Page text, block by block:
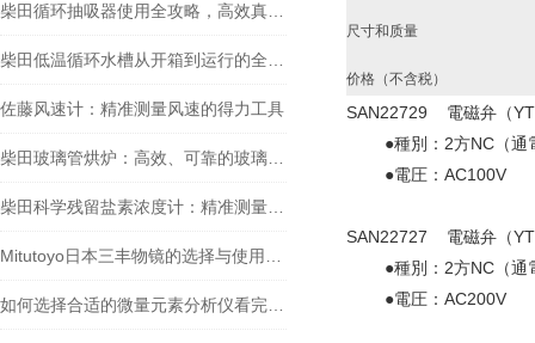
佐藤风速计：精准测量风速的得力工具
尺寸和质量
价格（不含税）
SAN22729 電磁弁（
●種別：2方NC（通
●電圧：AC100V
SAN22727 電磁弁（
●種別：2方NC（通
●電圧：AC200V